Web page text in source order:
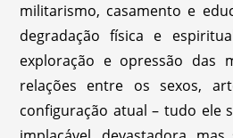
militarismo, casamento e
degradação física e
exploração e opressão das
relações entre os sexos,
configuração atual – tudo ele